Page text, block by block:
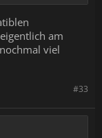
am
viel
#33